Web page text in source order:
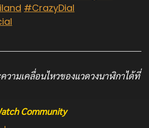
#CrazyDial
วามเคลื่อนไหวของแวดวงนาฬิกาได้ที่
Community